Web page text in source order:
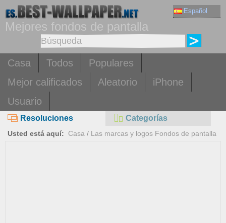
Español
Mejores fondos de pantalla
Casa Todos
Populares
Mejor calificados
Aleatorio
iPhone
Usuario
Resoluciones Categorías
Usted está aquí: Casa / Las marcas y logos Fondos de pantalla